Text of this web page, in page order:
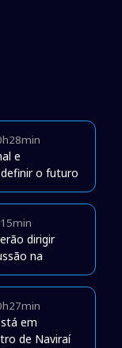
e
o futuro
dirigir
na
em
de Naviraí